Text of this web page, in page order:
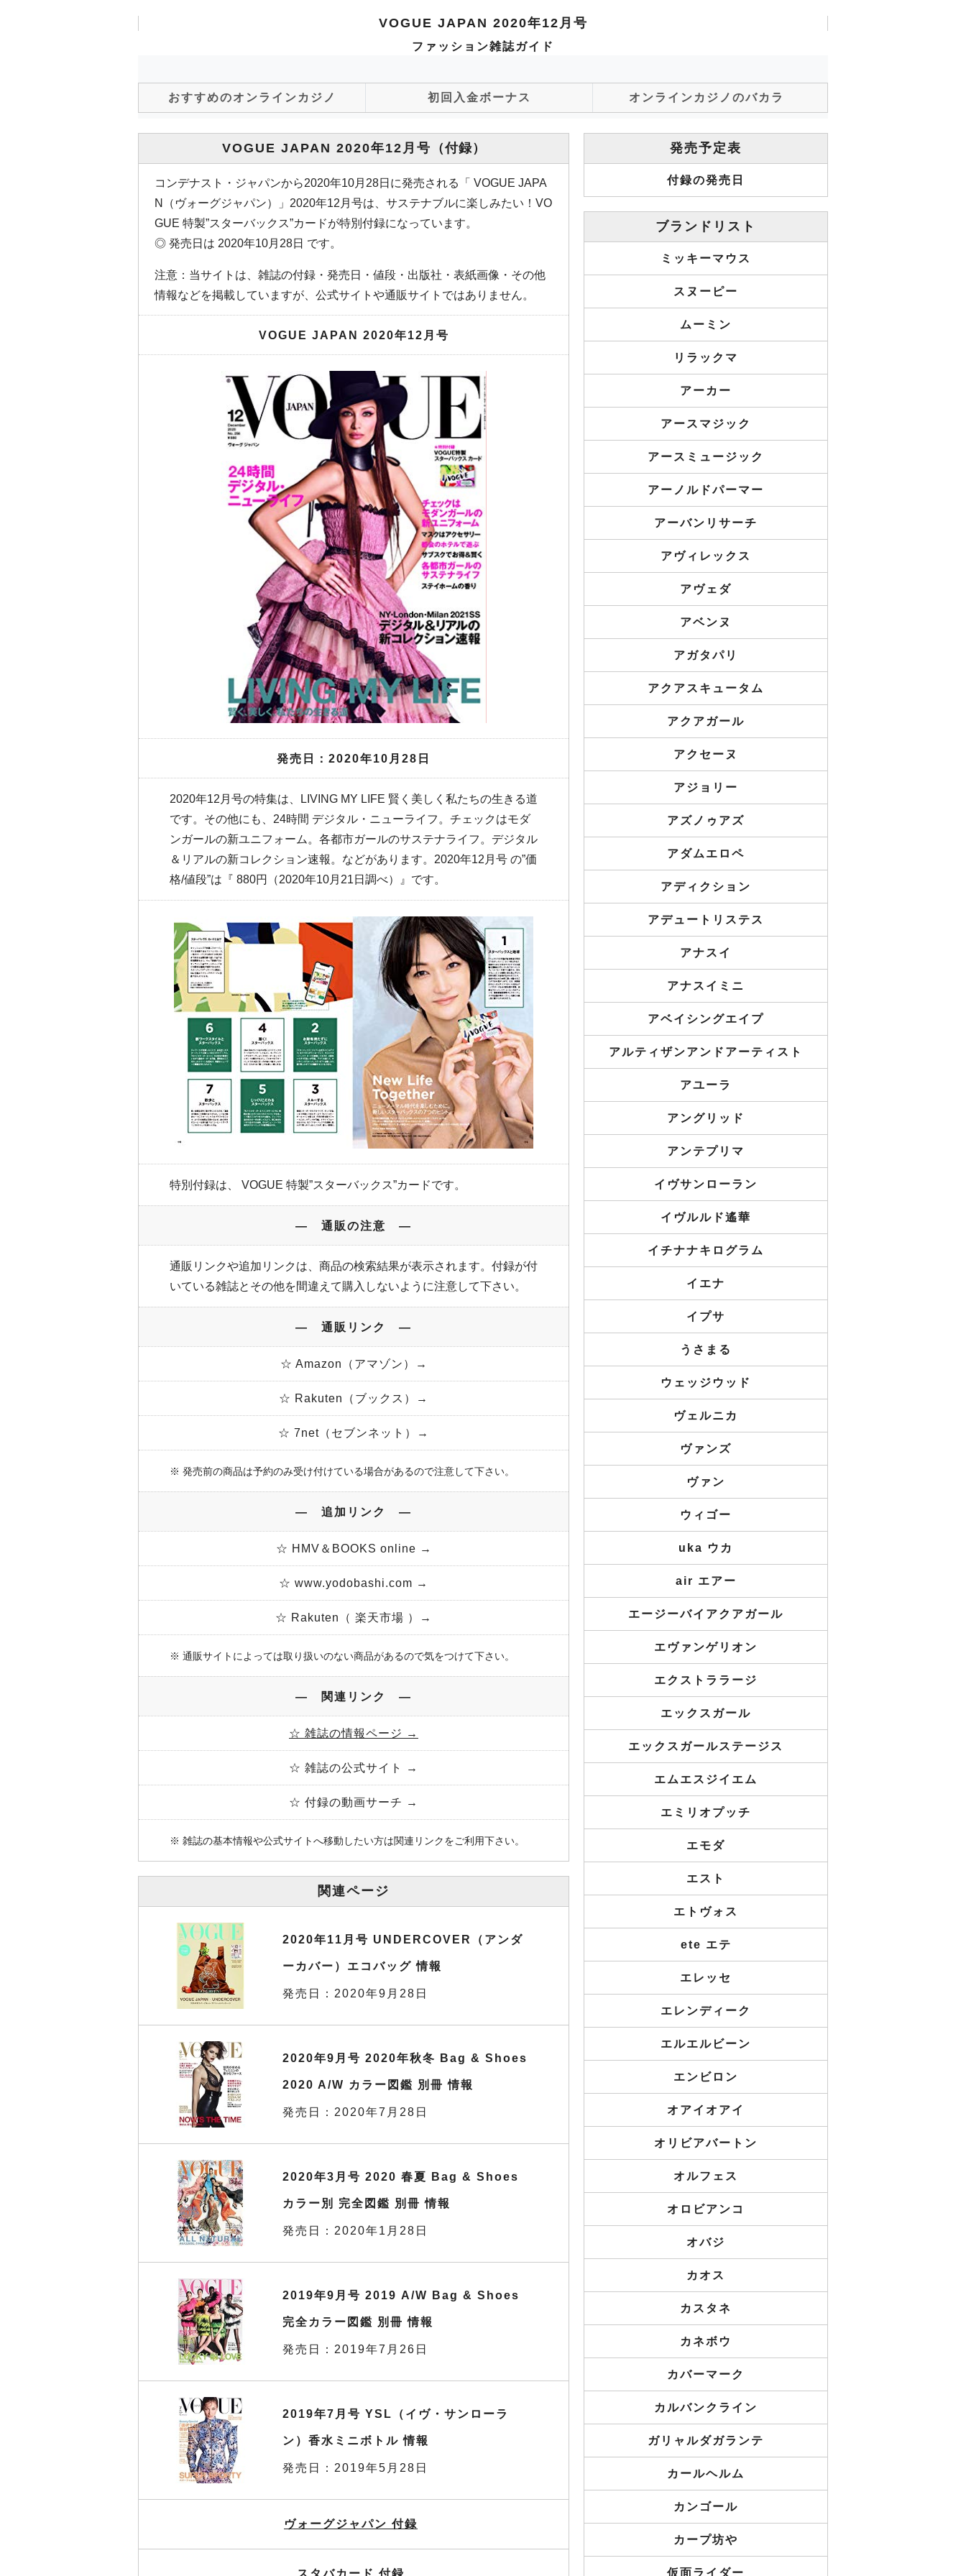
VOGUE JAPAN 2020年12月号
ファッション雑誌ガイド
おすすめのオンラインカジノ 初回入金ボーナス オンラインカジノのバカラ
VOGUE JAPAN 2020年12月号 （付録）
コンデナスト・ジャパンから2020年10月28日に発売される「 VOGUE JAPA
N（ヴォーグジャパン）」2020年12月号は、サステナブルに楽しみたい！VO
GUE 特製”スターバックス”カードが特別付録になっています。
◎ 発売日は 2020年10月28日 です。
注意：当サイトは、雑誌の付録・発売日・値段・出版社・表紙画像・その他
情報などを掲載していますが、公式サイトや通販サイトではありません。
VOGUE JAPAN 2020年12月号
発売日：2020年10月28日
2020年12月号の特集は、LIVING MY LIFE 賢く美しく私たちの生きる道
です。その他にも、24時間 デジタル・ニューライフ。チェックはモダ
ンガールの新ユニフォーム。各都市ガールのサステナライフ。デジタル
＆リアルの新コレクション速報。などがあります。2020年12月号 の”価
格/値段”は『 880円（2020年10月21日調べ）』です。
特別付録は、 VOGUE 特製”スターバックス”カードです。
― 通販の注意 ―
通販リンクや追加リンクは、商品の検索結果が表示されます。付録が付
いている雑誌とその他を間違えて購入しないように注意して下さい。
― 通販リンク ―
☆ Amazon（アマゾン）→
☆ Rakuten（ブックス）→
☆ 7net（セブンネット）→
※ 発売前の商品は予約のみ受け付けている場合があるので注意して下さい。
― 追加リンク ―
☆ HMV＆BOOKS online →
☆ www.yodobashi.com →
☆ Rakuten（ 楽天市場 ）→
※ 通販サイトによっては取り扱いのない商品があるので気をつけて下さい。
― 関連リンク ―
☆ 雑誌の情報ページ →
☆ 雑誌の公式サイト →
☆ 付録の動画サーチ →
※ 雑誌の基本情報や公式サイトへ移動したい方は関連リンクをご利用下さい。
関連ページ
2020年11月号 UNDERCOVER（アンダ
ーカバー）エコバッグ 情報
発売日：2020年9月28日
2020年9月号 2020年秋冬 Bag & Shoes
2020 A/W カラー図鑑 別冊 情報
発売日：2020年7月28日
2020年3月号 2020 春夏 Bag & Shoes
カラー別 完全図鑑 別冊 情報
発売日：2020年1月28日
2019年9月号 2019 A/W Bag & Shoes
完全カラー図鑑 別冊 情報
発売日：2019年7月26日
2019年7月号 YSL（イヴ・サンローラ
ン）香水ミニボトル 情報
発売日：2019年5月28日
ヴォーグジャパン 付録
スタバカード 付録
発売予定表
付録の発売日
ブランドリスト
ミッキーマウス
スヌーピー
ムーミン
リラックマ
アーカー
アースマジック
アースミュージック
アーノルドパーマー
アーバンリサーチ
アヴィレックス
アヴェダ
アベンヌ
アガタパリ
アクアスキュータム
アクアガール
アクセーヌ
アジョリー
アズノゥアズ
アダムエロペ
アディクション
アデュートリステス
アナスイ
アナスイミニ
アベイシングエイプ
アルティザンアンドアーティスト
アユーラ
アングリッド
アンテプリマ
イヴサンローラン
イヴルルド遙華
イチナナキログラム
イエナ
イプサ
うさまる
ウェッジウッド
ヴェルニカ
ヴァンズ
ヴァン
ウィゴー
uka ウカ
air エアー
エージーバイアクアガール
エヴァンゲリオン
エクストララージ
エックスガール
エックスガールステージス
エムエスジイエム
エミリオプッチ
エモダ
エスト
エトヴォス
ete エテ
エレッセ
エレンディーク
エルエルビーン
エンビロン
オアイオアイ
オリビアバートン
オルフェス
オロビアンコ
オバジ
カオス
カスタネ
カネボウ
カバーマーク
カルバンクライン
ガリャルダガランテ
カールヘルム
カンゴール
カープ坊や
仮面ライダー